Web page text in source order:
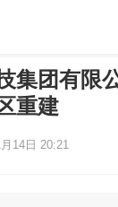
集团有限
重建
14日 20:21